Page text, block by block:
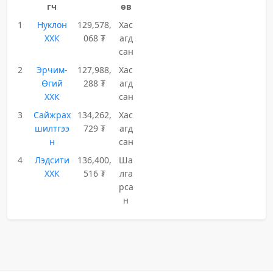
гч
өв
1
Нуклон
ХХК
129,578,
068 ₮
Хас
агд
сан
2
Эрчим-
Өгий
ХХК
127,988,
288 ₮
Хас
агд
сан
3
Сайжрах
шилтгээ
н
134,262,
729 ₮
Хас
агд
сан
4
Лэдсити
ХХК
136,400,
516 ₮
Ша
лга
рса
н